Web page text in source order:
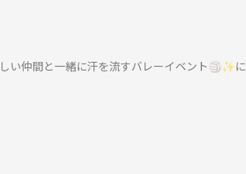
仲間と一緒に汗を流すバレーイベント🏐✨に参加